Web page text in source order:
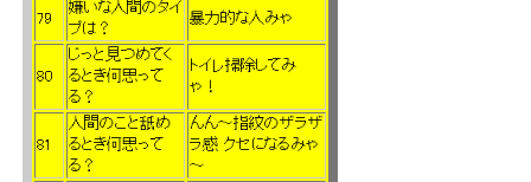
79
嫌いな人間のタイ
プは？
暴力的な人みゃ
80
じっと見つめてく
るとき何思って
る？
トイレ掃除してみ
ゃ！
81
人間のこと舐め
るとき何思って
る？
んん～指紋のザラザ
ラ感 クセになるみゃ
～